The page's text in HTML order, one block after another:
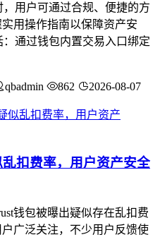
，用户可通过合规、便捷的方
用操作指南以保障资产安
通过钱包内置交易入口绑定
qbadmin 862 2026-08-07
扣费率，用户资产安全
钱包被曝出疑似存在乱扣费
广泛关注，不少用户反馈使